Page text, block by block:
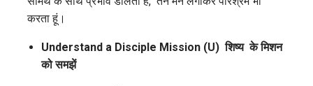
करता हूं।
Understand a Disciple Mission (U)शिष्य के मिशन
को समझें